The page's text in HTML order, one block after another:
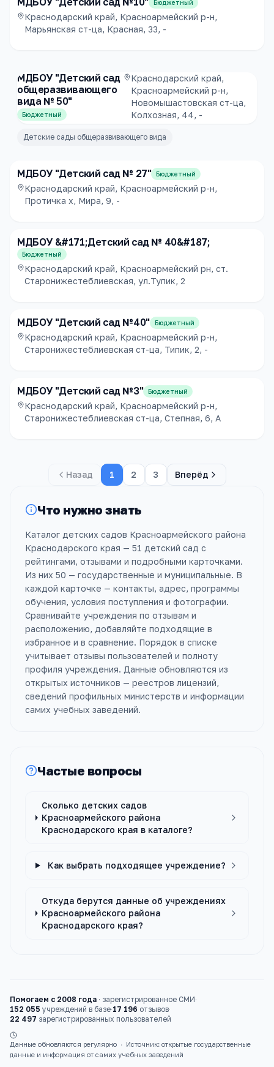
Бюджетный
Краснодарский край, Красноармейский р-н,
Марьянская ст-ца, Красная, 33, -
МДБОУ "Детский сад
общеразвивающего
вида № 50"
Бюджетный
Краснодарский край,
Красноармейский р-н,
Новомышастовская ст-ца,
Колхозная, 44, -
Детские сады общеразвивающего вида
МДБОУ "Детский сад № 27" Бюджетный
Краснодарский край, Красноармейский р-н,
Протичка х, Мира, 9, -
МДБОУ &#171;Детский сад № 40&#187;
Бюджетный
Краснодарский край, Красноармейский рн, ст.
Старонижестеблиевская, ул.Тупик, 2
МДБОУ "Детский сад №40" Бюджетный
Краснодарский край, Красноармейский р-н,
Старонижестеблиевская ст-ца, Типик, 2, -
МДБОУ "Детский сад №3" Бюджетный
Краснодарский край, Красноармейский р-н,
Старонижестеблиевская ст-ца, Степная, 6, А
Назад 1 2 3 Вперёд
Что нужно знать
Каталог детских садов Красноармейского района
Краснодарского края — 51 детский сад с
рейтингами, отзывами и подробными карточками.
Из них 50 — государственные и муниципальные. В
каждой карточке — контакты, адрес, программы
обучения, условия поступления и фотографии.
Сравнивайте учреждения по отзывам и
расположению, добавляйте подходящие в
избранное и в сравнение. Порядок в списке
учитывает отзывы пользователей и полноту
профиля учреждения. Данные обновляются из
открытых источников — реестров лицензий,
сведений профильных министерств и информации
самих учебных заведений.
Частые вопросы
Сколько детских садов
Красноармейского района
Краснодарского края в каталоге?
Как выбрать подходящее учреждение?
Откуда берутся данные об учреждениях
Красноармейского района
Краснодарского края?
Помогаем с 2008 года · зарегистрированное СМИ·
152 055 учреждений в базе·17 196 отзывов·
22 497 зарегистрированных пользователей
Данные обновляются регулярно ·
Источник: открытые государственные
данные и информация от самих учебных заведений